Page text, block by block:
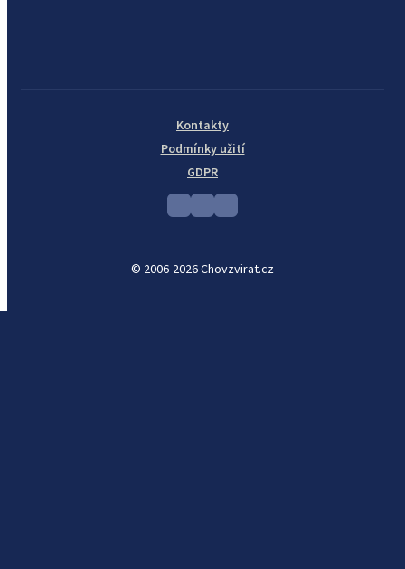
© 2006-2026 Chovzvirat.cz
Kontakty
Podmínky užití
GDPR